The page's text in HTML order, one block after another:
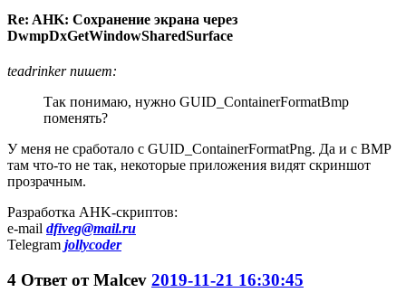
Re: AHK: Сохранение экрана через
DwmpDxGetWindowSharedSurface
teadrinker пишет:
Так понимаю, нужно GUID_ContainerFormatBmp
поменять?
У меня не сработало с GUID_ContainerFormatPng. Да и с BMP
там что-то не так, некоторые приложения видят скриншот
прозрачным.
Разработка AHK-скриптов:
e-mail dfiveg@mail.ru
Telegram jollycoder
4 Ответ отMalcev 2019-11-21 16:30:45